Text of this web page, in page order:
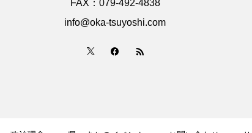
FAX：079-492-4838
info@oka-tsuyoshi.com